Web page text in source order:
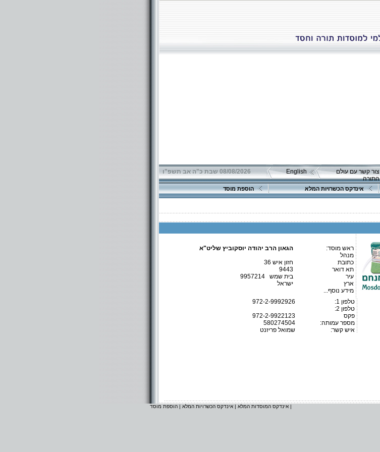
צור קשר עם עולם
התורה
English 08/08/2026 שבת כ"ה אב תשפ"ו
אינדקס הכשרויות המלא הוספת מוסד
ראש מוסד:
הגאון הרב יהודה יוסקוביץ שליט"א
מנהל
כתובת
חזון איש 36
תא דואר
9443
עיר
בית שמש 9957214
ארץ
ישראל
מידע נוסף...
טלפון 1:
טלפון 2:
פקס
מספר עמותה:
איש קשר:
972-2-9992926
972-2-9922123
580274504
שמואל פריזנט
אינדקס המוסדות המלא | אינדקס הכשרויות המלא | הוספת מוסד |